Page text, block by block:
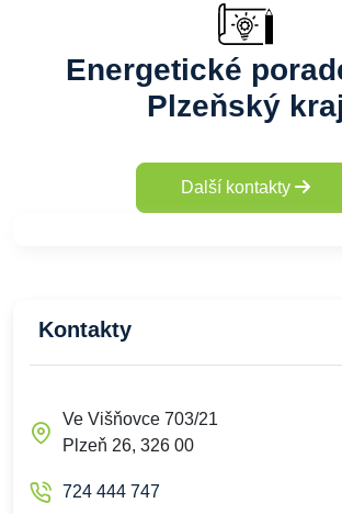
Energetické
Plzeňský kraj
Další kontakty
Kontakty
Ve Višňovce 703/21
Plzeň 26, 326 00
724 444 747